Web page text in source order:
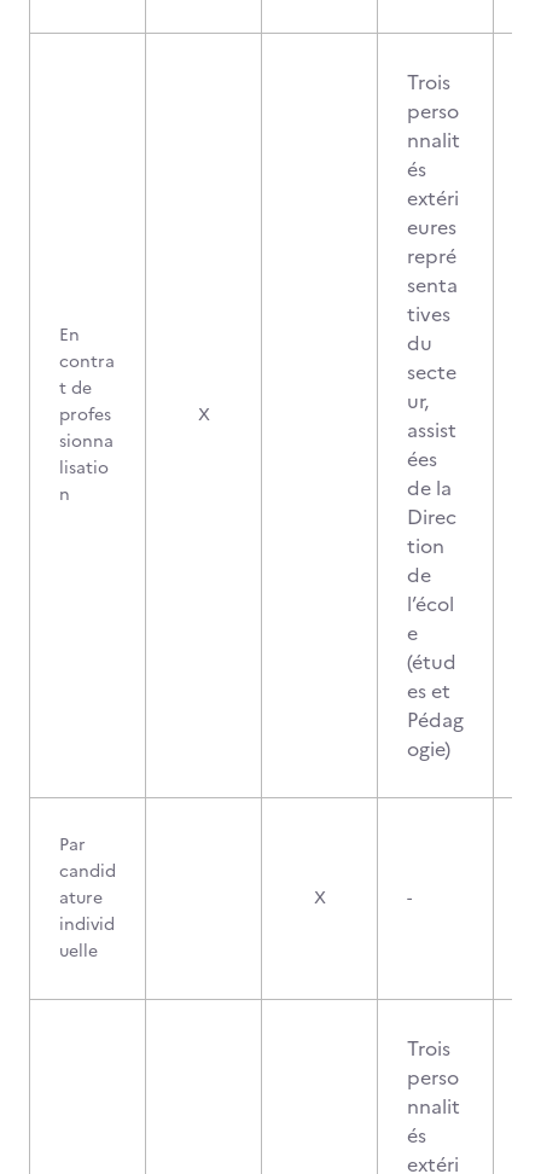
En
contra
t de
profes
sionna
lisatio
n
X
Trois
perso
nnalit
és
extéri
eures
repré
senta
tives
du
secte
ur,
assist
ées
de la
Direc
tion
de
l’écol
e
(étud
es et
Pédag
ogie)
Par
candid
ature
individ
uelle
X -
Trois
perso
nnalit
és
extéri